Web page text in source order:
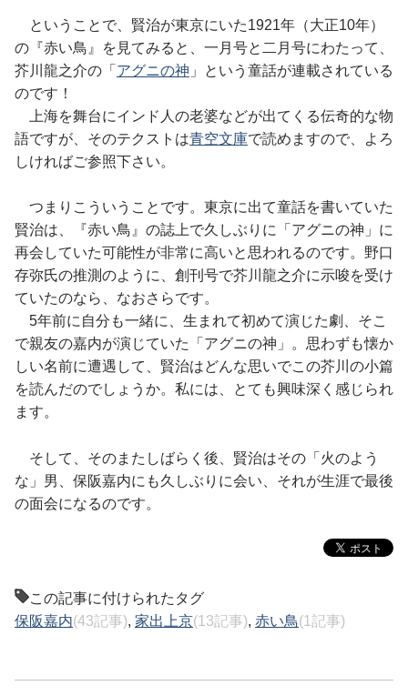
ということで、賢治が東京にいた1921年（大正10年）
の『赤い鳥』を見てみると、一月号と二月号にわたって、
芥川龍之介の「 アグニの神 」という童話が連載されている
のです！
上海を舞台にインド人の老婆などが出てくる伝奇的な物
語ですが、そのテクストは青空文庫で読めますので、よろ
しければご参照下さい。
つまりこういうことです。東京に出て童話を書いていた
賢治は、『赤い鳥』の誌上で久しぶりに「アグニの神」に
再会していた可能性が非常に高いと思われるのです。野口
存弥氏の推測のように、創刊号で芥川龍之介に示唆を受け
ていたのなら、なおさらです。
5年前に自分も一緒に、生まれて初めて演じた劇、そこ
で親友の嘉内が演じていた「アグニの神」。思わずも懐か
しい名前に遭遇して、賢治はどんな思いでこの芥川の小篇
を読んだのでしょうか。私には、とても興味深く感じられ
ます。
そして、そのまたしばらく後、賢治はその「火のよう
な」男、保阪嘉内にも久しぶりに会い、それが生涯で最後
の面会になるのです。
この記事に付けられたタグ
保阪嘉内(43記事), 家出上京(13記事), 赤い鳥(1記事)